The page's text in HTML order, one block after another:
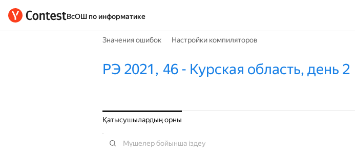
ВсОШ по информатике
Значения ошибок Настройки компиляторов
РЭ 2021, 46 - Курская область, день 2
Қатысушылардың орны